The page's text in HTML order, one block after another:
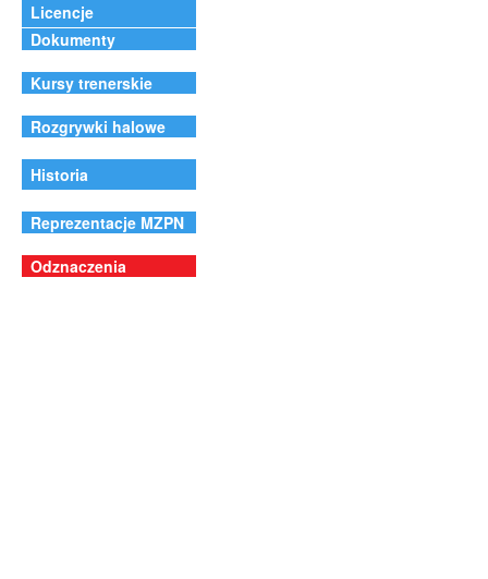
Licencje
Dokumenty
Kursy trenerskie
Rozgrywki halowe
Historia
Reprezentacje MZPN
Odznaczenia